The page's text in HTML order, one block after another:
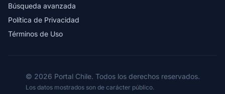
Búsqueda avanzada
Política de Privacidad
Términos de Uso
© 2026 Portal Chile. Todos los derechos reservados.
Los datos mostrados son de carácter público.